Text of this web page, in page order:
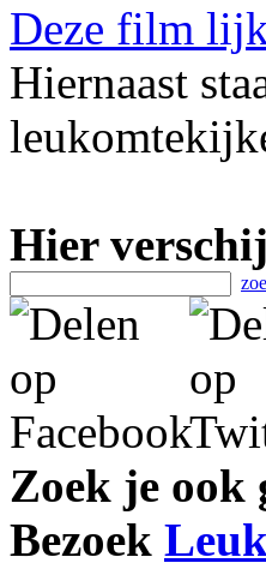
Deze film
Hiernaast
Hier
Zoek je ook
Bezoek